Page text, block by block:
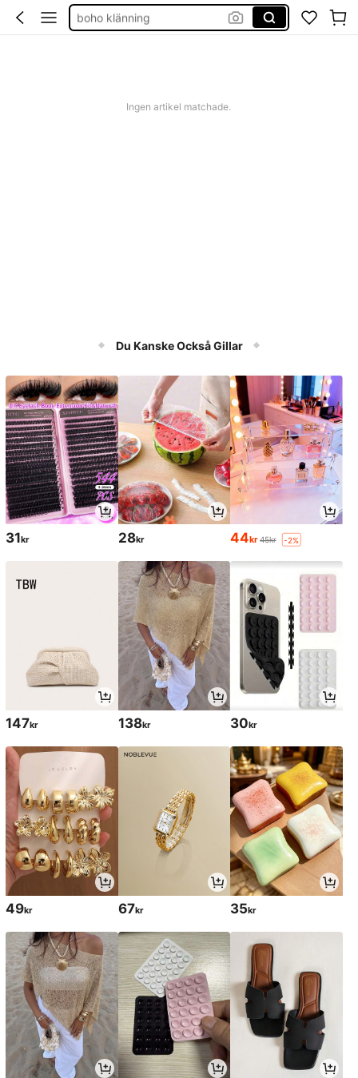
boho klänning
Ingen artikel matchade.
Du Kanske Också Gillar
31kr 28kr 44kr 45kr -2%
147kr 138kr 30kr
49kr 67kr 35kr